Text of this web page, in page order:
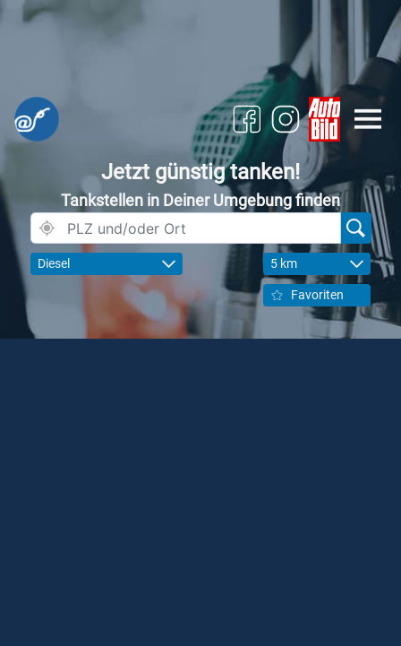
Jetzt günstig tanken!
Tankstellen in Deiner Umgebung finden
Diesel 5 km
Favoriten